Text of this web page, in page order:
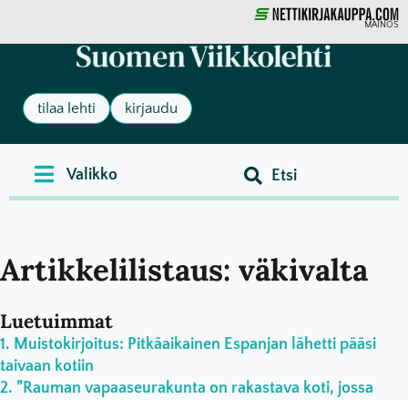
MAINOS
tilaa lehti kirjaudu
Artikkelilistaus: väkivalta
Luetuimmat
Muistokirjoitus: Pitkäaikainen Espanjan lähetti pääsi
taivaan kotiin
”Rauman vapaaseurakunta on rakastava koti, jossa